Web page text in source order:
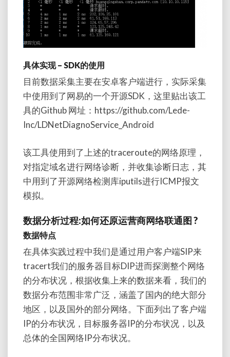
具体实现 – SDK的使用
目前数据采集主要在安卓客户端进行，实际采集
中使用到了网易的一个开源SDK，这里贴出该工
具的Github 网址：https://github.com/Lede-
Inc/LDNetDiagnoService_Android
该工具使用到了上述的traceroute的网络原理，
对指定域名进行网络诊断，并收集诊断日志，其
中用到了开源网络检测库iputils进行ICMP报文
模拟。
数据分析过程:如何还原运营商网络联通图 ?
数据特点
在具体实践过程中我们是通过用户客户端SIP来
tracert我们的服务器目标DIP进而探测整个网络
的分布状况，根据收集上来的数据来看，我们的
数据分布范围非常广泛，涵盖了国内的绝大部分
地区，以及国外的部分网络。下面列出了客户端
IP的分布状况，目标服务器IP的分布状况，以及
总体的全国网络IP分布状况。